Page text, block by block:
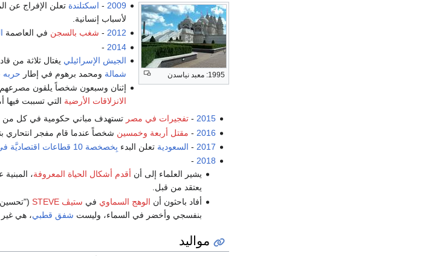
1995: معبد نياسدن
2009
- اسكتلندة تعلن الإفراج عن
لأسباب إنسانية.
2012
- شغب بالسجن في العاصمة
2014
-
الجيش الإسرائيلي يغتال ثلاثة من
شمالة ومحمد برهوم في إطار حربه
إثنان وسبعون شخصاً يلقون
الانزلاقات الأرضية التي تسببت
2015
-تفجيرات في مصر تستهدف مباني حكومية في كل من
2016
- مقتل أربعة وخمسين شخصاً عندما قام مفجر
2017
- السعودية تعلن البدء بِخصخصة 10 قطاعات اقتصاديَّة في الدولة
2018
-
يشير العلماء إلى أن أقدم أشكال الحياة المعروفة، المبنية
يعتقد من قبل.
أفاد باحثون أن الوهج السماوي في ستيڤ STEVE ("تحسين
بنفسجي وأخضر في السماء، وليست شفق قطبي، هي غير
مواليد